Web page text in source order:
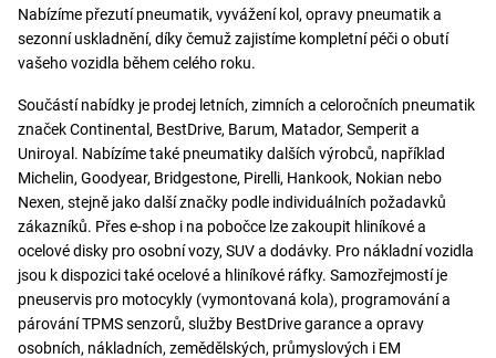
Nabízíme přezutí pneumatik, vyvážení kol, opravy pneumatik a
sezonní uskladnění, díky čemuž zajistíme kompletní péči o obutí
vašeho vozidla během celého roku.
Součástí nabídky je prodej letních, zimních a celoročních pneumatik
značek Continental, BestDrive, Barum, Matador, Semperit a
Uniroyal. Nabízíme také pneumatiky dalších výrobců, například
Michelin, Goodyear, Bridgestone, Pirelli, Hankook, Nokian nebo
Nexen, stejně jako další značky podle individuálních požadavků
zákazníků. Přes e-shop i na pobočce lze zakoupit hliníkové a
ocelové disky pro osobní vozy, SUV a dodávky. Pro nákladní vozidla
jsou k dispozici také ocelové a hliníkové ráfky. Samozřejmostí je
pneuservis pro motocykly (vymontovaná kola), programování a
párování TPMS senzorů, služby BestDrive garance a opravy
osobních, nákladních, zemědělských, průmyslových i EM